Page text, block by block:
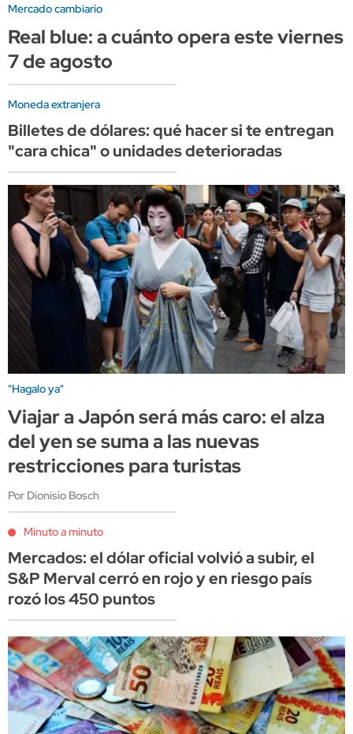
Mercado cambiario
Real blue: a cuánto opera este viernes
7 de agosto
Moneda extranjera
Billetes de dólares: qué hacer si te entregan
"cara chica" o unidades deterioradas
"Hagalo ya"
Viajar a Japón será más caro: el alza
del yen se suma a las nuevas
restricciones para turistas
Por Dionisio Bosch
Minuto a minuto
Mercados: el dólar oficial volvió a subir, el
S&P Merval cerró en rojo y en riesgo país
rozó los 450 puntos